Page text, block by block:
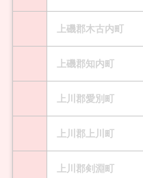
上磯郡木古内町
上磯郡知内町
上川郡愛別町
上川郡上川町
上川郡剣淵町